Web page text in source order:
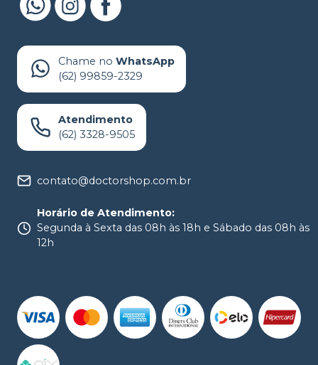
Chame no WhatsApp
(62) 99859-2329
Atendimento
(62) 3328-9505
contato@doctorshop.com.br
Horário de Atendimento:
Segunda à Sexta das 08h às 18h e Sábado das 08h às
12h